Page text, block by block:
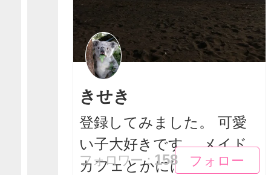
きせき
登録してみました。 可愛
い子大好きです。 メイド
カフェとかにはあ...フォロー
フォロー
フォロワー：158